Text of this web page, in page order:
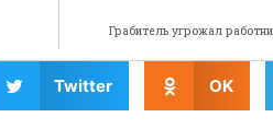
Грабитель угрожал
Twitter OK